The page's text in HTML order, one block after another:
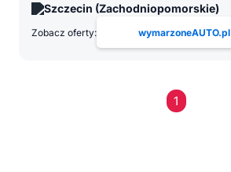
Szczecin (Zachodniopomorskie)
Zobacz oferty: wymarzoneAUTO.pl
1